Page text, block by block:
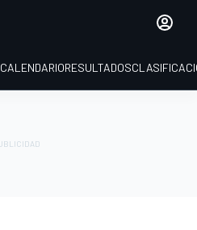
CALENDARIORESULTADOS